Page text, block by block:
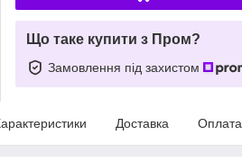
Що таке купити з Пром?
Замовлення під захистом
Доставка Оплата